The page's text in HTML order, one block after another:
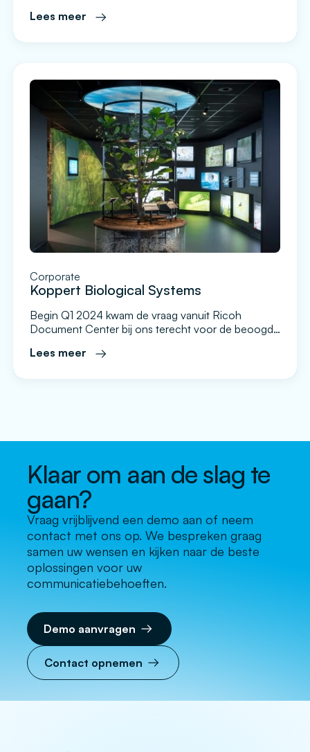
duidelijk doel omschreven. Iedere bezoeker die een
Lees meer
Corporate
Koppert Biological Systems
Begin Q1 2024 kwam de vraag vanuit Ricoh
Document Center bij ons terecht voor de beoogde
het hoofdkantoor. Het huidige systeem was sterk
Lees meer
Klaar om aan de slag te
gaan?
Vraag vrijblijvend een demo aan of neem
contact met ons op. We bespreken graag
samen uw wensen en kijken naar de beste
oplossingen voor uw
communicatiebehoeften.
Demo aanvragen
Contact opnemen